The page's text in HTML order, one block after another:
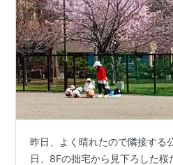
昨日、よく晴れたので隣接する
日、8Fの拙宅から見下ろした桜